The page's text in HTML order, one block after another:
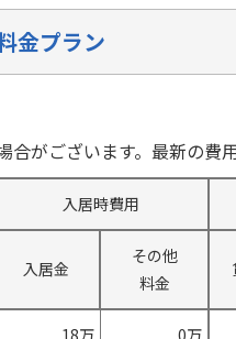
金プラン
合がございます。最新の
入居時費用
入居金
その他
料金
18万 0万